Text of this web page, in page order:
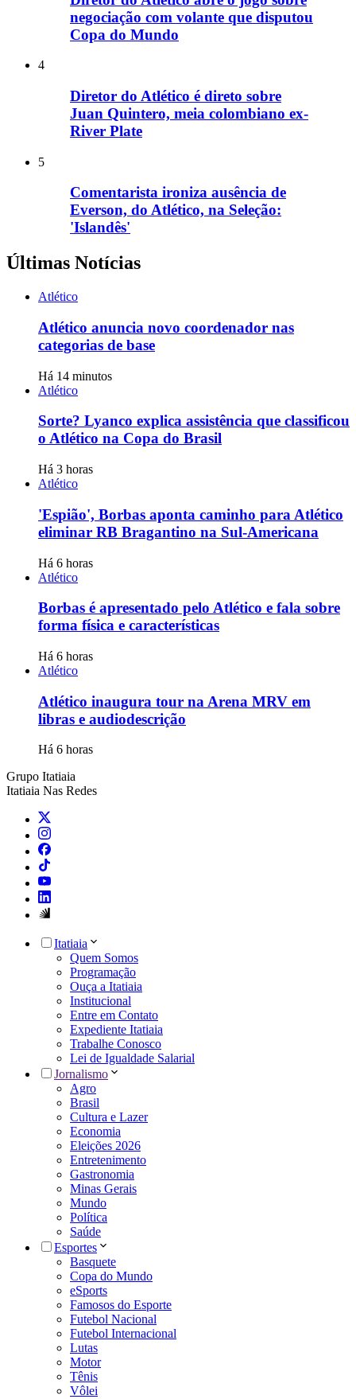
negociação com volante que disputou
Copa do Mundo
4
Diretor do Atlético é direto sobre
Juan Quintero, meia colombiano ex-
River Plate
5
Comentarista ironiza ausência de
Everson, do Atlético, na Seleção:
'Islandês'
Últimas Notícias
Atlético
Atlético anuncia novo coordenador nas
categorias de base
Há 14 minutos
Atlético
Sorte? Lyanco explica assistência que classificou
o Atlético na Copa do Brasil
Há 3 horas
Atlético
'Espião', Borbas aponta caminho para Atlético
eliminar RB Bragantino na Sul-Americana
Há 6 horas
Atlético
Borbas é apresentado pelo Atlético e fala sobre
forma física e características
Há 6 horas
Atlético
Atlético inaugura tour na Arena MRV em
libras e audiodescrição
Há 6 horas
Grupo Itatiaia
Itatiaia Nas Redes
Itatiaia
Quem Somos
Programação
Ouça a Itatiaia
Institucional
Entre em Contato
Expediente Itatiaia
Trabalhe Conosco
Lei de Igualdade Salarial
Jornalismo
Agro
Brasil
Cultura e Lazer
Economia
Eleições 2026
Entretenimento
Gastronomia
Minas Gerais
Mundo
Política
Saúde
Esportes
Basquete
Copa do Mundo
eSports
Famosos do Esporte
Futebol Nacional
Futebol Internacional
Lutas
Motor
Tênis
Vôlei